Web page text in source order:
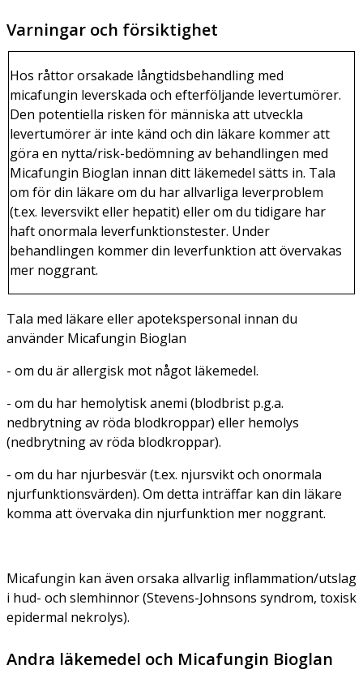
Varningar och försiktighet
Hos råttor orsakade långtidsbehandling med
micafungin leverskada och efterföljande levertumörer.
Den potentiella risken för människa att utveckla
levertumörer är inte känd och din läkare kommer att
göra en nytta/risk-bedömning av behandlingen med
Micafungin Bioglan innan ditt läkemedel sätts in. Tala
om för din läkare om du har allvarliga leverproblem
(t.ex. leversvikt eller hepatit) eller om du tidigare har
haft onormala leverfunktionstester. Under
behandlingen kommer din leverfunktion att övervakas
mer noggrant.
Tala med läkare eller apotekspersonal innan du
använder Micafungin Bioglan
- om du är allergisk mot något läkemedel.
- om du har hemolytisk anemi (blodbrist p.g.a.
nedbrytning av röda blodkroppar) eller hemolys
(nedbrytning av röda blodkroppar).
- om du har njurbesvär (t.ex. njursvikt och onormala
njurfunktionsvärden). Om detta inträffar kan din läkare
komma att övervaka din njurfunktion mer noggrant.
Micafungin kan även orsaka allvarlig inflammation/utslag
i hud- och slemhinnor (Stevens-Johnsons syndrom, toxisk
epidermal nekrolys).
Andra läkemedel och Micafungin Bioglan